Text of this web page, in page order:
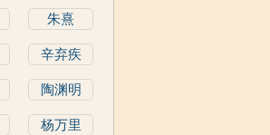
朱熹
辛弃疾
陶渊明
杨万里